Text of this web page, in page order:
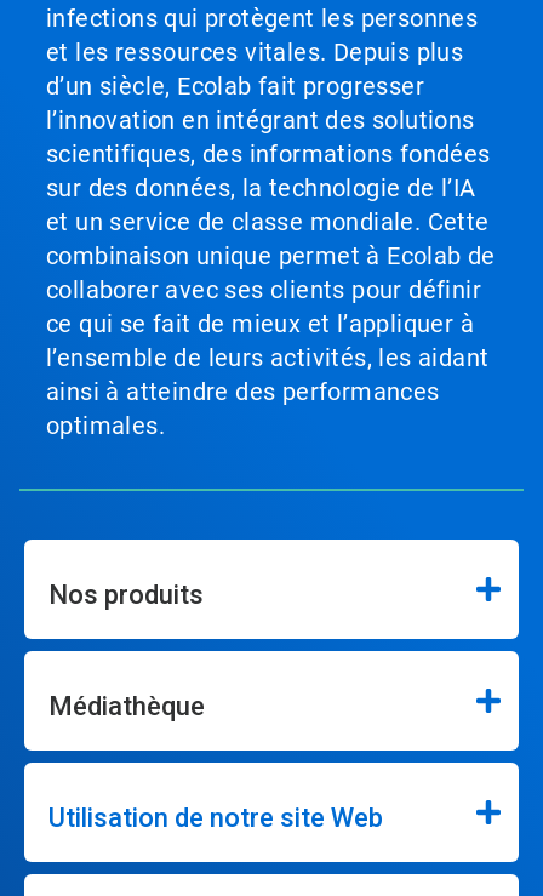
infections qui protègent les personnes
et les ressources vitales. Depuis plus
d’un siècle, Ecolab fait progresser
l’innovation en intégrant des solutions
scientifiques, des informations fondées
sur des données, la technologie de l’IA
et un service de classe mondiale. Cette
combinaison unique permet à Ecolab de
collaborer avec ses clients pour définir
ce qui se fait de mieux et l’appliquer à
l’ensemble de leurs activités, les aidant
ainsi à atteindre des performances
optimales.
Nos produits
Médiathèque
Utilisation de notre site Web